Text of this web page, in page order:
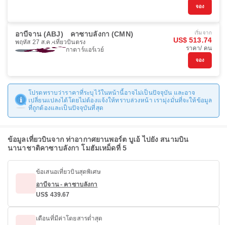
จอง
อาบีจาน (ABJ) คาซาบลังกา (CMN)
พฤหัส 27 ส.ค. เที่ยวบินตรง
กาตาร์แอร์เวย์
เริ่มจาก
US$ 513.74
ราคา/ คน
จอง
โปรดทราบว่าราคาที่ระบุไว้ในหน้านี้อาจไม่เป็นปัจจุบัน และอาจ
เปลี่ยนแปลงได้โดยไม่ต้องแจ้งให้ทราบล่วงหน้า เรามุ่งมั่นที่จะให้ข้อมูล
ที่ถูกต้องและเป็นปัจจุบันที่สุด
ข้อมูลเที่ยวบินจาก ท่าอากาศยานพอร์ต บูเอ้ ไปยัง สนามบิน
นานาชาติคาซาบลังกา โมฮัมเหม็ดที่ 5
ข้อเสนอเที่ยวบินสุดพิเศษ
อาบีจาน - คาซาบลังกา
US$ 439.67
เดือนที่มีค่าโดยสารต่ำสุด